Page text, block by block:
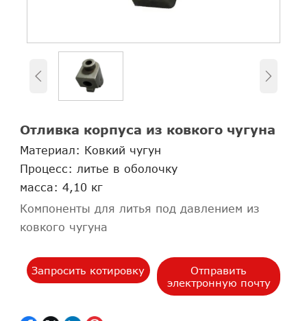
 
Отливка корпуса из ковкого чугуна
Материал: Ковкий чугун
Процесс: литье в оболочку
масса: 4,10 кг
Компоненты для литья под давлением из
ковкого чугуна
Запросить котировку
Отправить
электронную почту